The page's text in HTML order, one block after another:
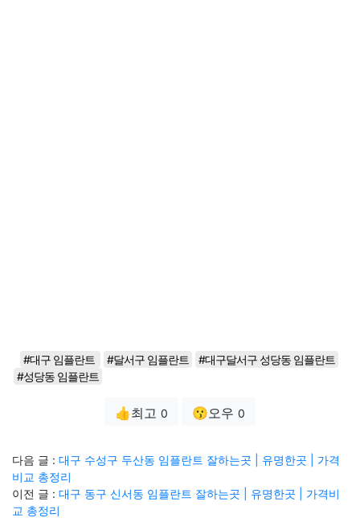
#대구 임플란트 #달서구 임플란트
#대구달서구 성당동 임플란트
#성당동 임플란트
👍최고 0 😗오우 0
다음 글 : 대구 수성구 두산동 임플란트 잘하는곳 | 유명한곳 | 가격
비교 총정리
이전 글 : 대구 동구 신서동 임플란트 잘하는곳 | 유명한곳 | 가격비
교 총정리